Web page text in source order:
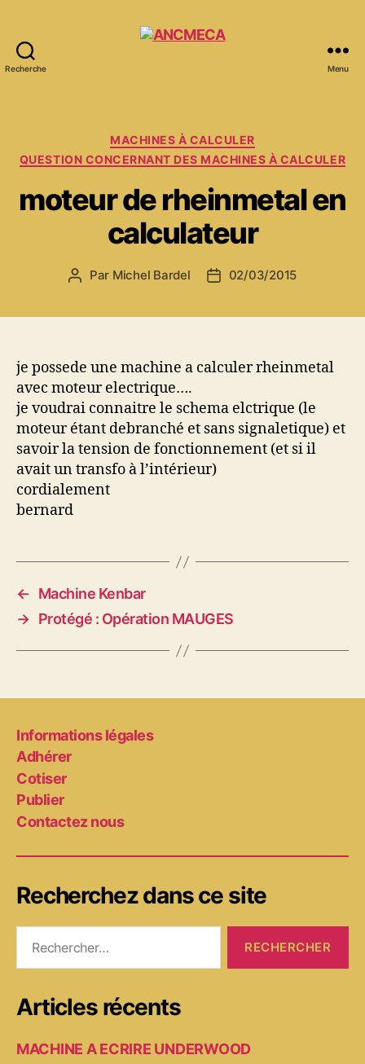
Recherche Menu
Catégories
MACHINES À CALCULER
QUESTION CONCERNANT DES MACHINES À CALCULER
moteur de rheinmetal en
calculateur
Auteur
Par Michel Bardel
Date02/03/2015
je possede une machine a calculer rheinmetal
avec moteur electrique….
je voudrai connaitre le schema elctrique (le
moteur étant debranché et sans signaletique) et
savoir la tension de fonctionnement (et si il
avait un transfo à l’intérieur)
cordialement
bernard
←
Machine Kenbar
→ Protégé : Opération MAUGES
Informations légales
Adhérer
Cotiser
Publier
Contactez nous
Recherchez dans ce site
Articles récents
MACHINE A ECRIRE UNDERWOOD